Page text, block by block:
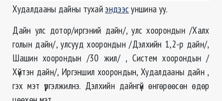
Худалдааны дайны тухайэндээсуншина уу.
Дайн улс дотор/иргэний дайн/, улс хоорондын /Халх
голын дайн/, улсууд хоорондын /Дэлхийн 1,2-р дайн/,
Шашин хоорондын /30 жил/ , Систем хоорондын /
Хүйтэн дайн/, Иргэншил хоорондын, Худалдааны дайн ,
гэх мэт үргэлжилнэ. Дэлхийн дайнгүй өнгөрөөсөн өдөр